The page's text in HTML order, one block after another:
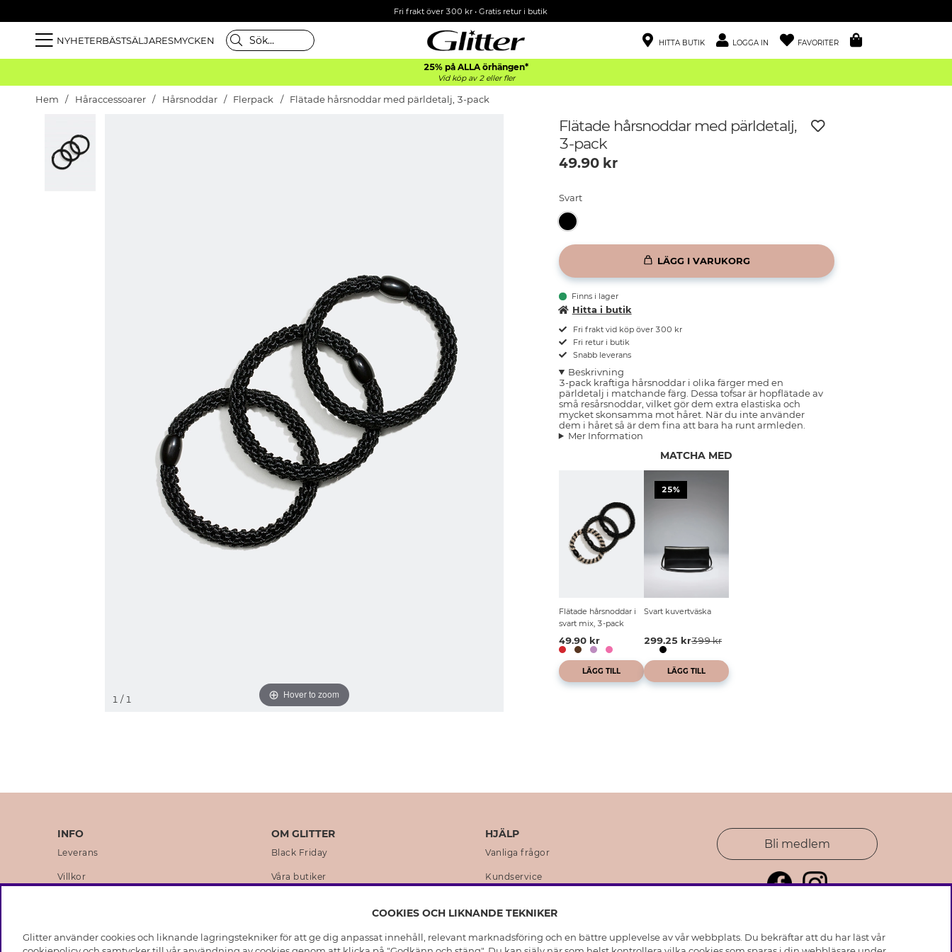
Fri frakt över 300 kr• Gratis retur i butik
NYHETERBÄSTSÄLJARESMYCKEN HITTA BUTIK LOGGA IN FAVORITER
25% på ALLA örhängen*
Vid köp av 2 eller fler
Hem Håraccessoarer Hårsnoddar Flerpack Flätade hårsnoddar med pärldetalj, 3-pack
Hover to zoom
1 / 1
Flätade hårsnoddar med pärldetalj,
3-pack
49.90kr
Svart
LÄGG I VARUKORG
Finns i lager
Hitta i butik
Fri frakt vid köp över 300 kr
Fri retur i butik
Snabb leverans
Beskrivning
3-pack kraftiga hårsnoddar i olika färger med en
pärldetalj i matchande färg. Dessa tofsar är hopflätade av
små resårsnoddar, vilket gör dem extra elastiska och
mycket skonsamma mot håret. När du inte använder
dem i håret så är dem fina att bara ha runt armleden.
Mer Information
MATCHA MED
Flätade hårsnoddar i
svart mix, 3-pack
49.90 kr
LÄGG TILL
25%
Svart kuvertväska
299.25 kr399 kr
LÄGG TILL
INFO
Leverans
Villkor
Medlemsvillkor
OM GLITTER
Black Friday
Våra butiker
Hållbarhet
HJÄLP
Vanliga frågor
Kundservice
Skötselråd skinnhandskar
Bli medlem
COOKIES OCH LIKNANDE TEKNIKER
Glitter använder cookies och liknande lagringstekniker för att ge dig anpassat innehåll, relevant marknadsföring och en bättre upplevelse av vår webbplats. Du bekräftar att du har läst vår